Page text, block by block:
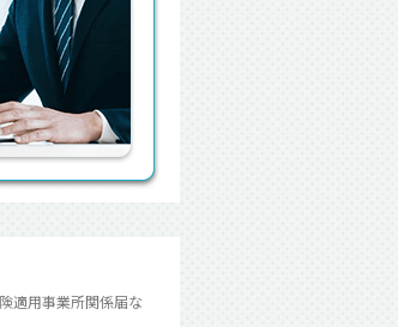
適用事業所関係届な